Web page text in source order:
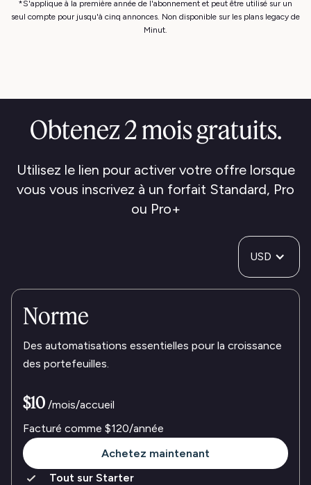
*S'applique à la première année de l'abonnement et peut être utilisé sur un
seul compte pour jusqu'à cinq annonces. Non disponible sur les plans legacy de
Minut.
Obtenez 2 mois gratuits.
Utilisez le lien pour activer votre offre lorsque
vous vous inscrivez à un forfait Standard, Pro
ou Pro+
USD
Norme
Des automatisations essentielles pour la croissance
des portefeuilles.
$10 /mois/accueil
Facturé comme $120/année
Achetez maintenant
Tout sur Starter